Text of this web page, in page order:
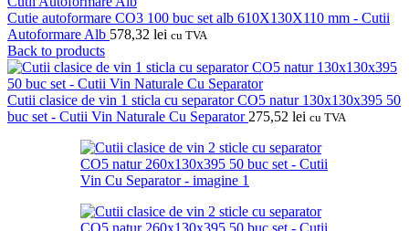
Cutie autoformare CO3 100 buc set alb 610X130X110 mm - Cutii
Autoformare Alb 578,32 lei cu TVA
Back to products
Cutii clasice de vin 1 sticla cu separator CO5 natur 130x130x395 50
buc set - Cutii Vin Naturale Cu Separator 275,52 lei cu TVA